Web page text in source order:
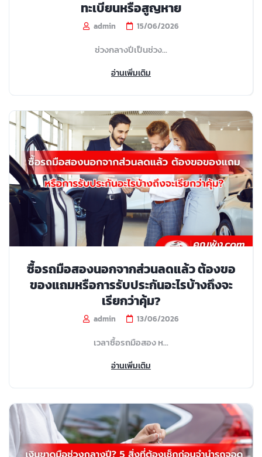
ทะเบียนหรือสูญหาย
admin 15/06/2026
ช่วงกลางปีเป็นช่วง...
อ่านเพิ่มเติม
ซื้อรถมือสองนอกจากส่วนลดแล้ว ต้องขอ
ของแถมหรือการรับประกันอะไรบ้างถึงจะ
เรียกว่าคุ้ม?
admin 13/06/2026
เวลาซื้อรถมือสอง ห...
อ่านเพิ่มเติม